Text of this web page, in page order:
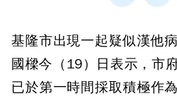
基隆市出現一起疑似漢他
國樑今（19）日表示，市
已於第一時間採取積極作